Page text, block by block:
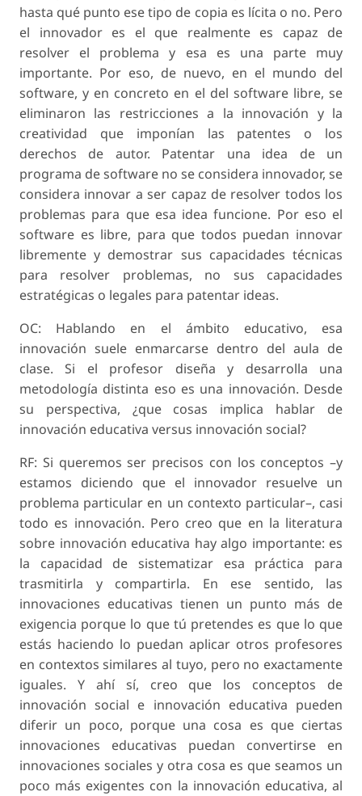
hasta qué punto ese tipo de copia es lícita o no. Pero
el innovador es el que realmente es capaz de
resolver el problema y esa es una parte muy
importante. Por eso, de nuevo, en el mundo del
software, y en concreto en el del software libre, se
eliminaron las restricciones a la innovación y la
creatividad que imponían las patentes o los
derechos de autor. Patentar una idea de un
programa de software no se considera innovador, se
considera innovar a ser capaz de resolver todos los
problemas para que esa idea funcione. Por eso el
software es libre, para que todos puedan innovar
libremente y demostrar sus capacidades técnicas
para resolver problemas, no sus capacidades
estratégicas o legales para patentar ideas.
OC: Hablando en el ámbito educativo, esa
innovación suele enmarcarse dentro del aula de
clase. Si el profesor diseña y desarrolla una
metodología distinta eso es una innovación. Desde
su perspectiva, ¿que cosas implica hablar de
innovación educativa versus innovación social?
RF: Si queremos ser precisos con los conceptos –y
estamos diciendo que el innovador resuelve un
problema particular en un contexto particular–, casi
todo es innovación. Pero creo que en la literatura
sobre innovación educativa hay algo importante: es
la capacidad de sistematizar esa práctica para
trasmitirla y compartirla. En ese sentido, las
innovaciones educativas tienen un punto más de
exigencia porque lo que tú pretendes es que lo que
estás haciendo lo puedan aplicar otros profesores
en contextos similares al tuyo, pero no exactamente
iguales. Y ahí sí, creo que los conceptos de
innovación social e innovación educativa pueden
diferir un poco, porque una cosa es que ciertas
innovaciones educativas puedan convertirse en
innovaciones sociales y otra cosa es que seamos un
poco más exigentes con la innovación educativa, al